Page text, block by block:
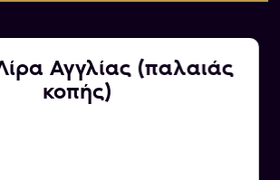
Αγγλίας (παλαιάς
κοπής)